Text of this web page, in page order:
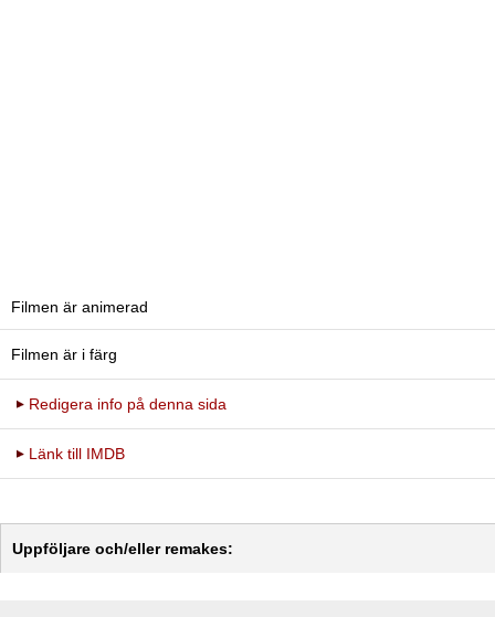
Filmen är animerad
Filmen är i färg
Redigera info på denna sida
Länk till IMDB
Uppföljare och/eller remakes: